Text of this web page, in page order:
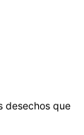
desechos que